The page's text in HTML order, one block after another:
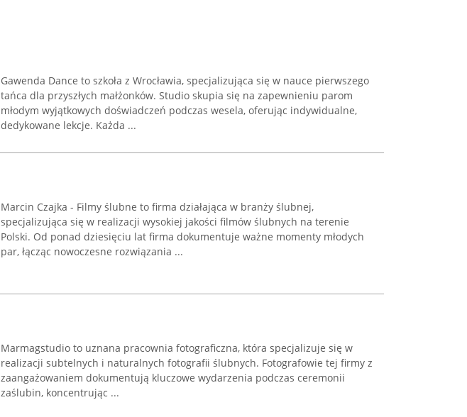
Gawenda Dance to szkoła z Wrocławia, specjalizująca się w nauce pierwszego
tańca dla przyszłych małżonków. Studio skupia się na zapewnieniu parom
młodym wyjątkowych doświadczeń podczas wesela, oferując indywidualne,
dedykowane lekcje. Każda ...
Marcin Czajka - Filmy ślubne to firma działająca w branży ślubnej,
specjalizująca się w realizacji wysokiej jakości filmów ślubnych na terenie
Polski. Od ponad dziesięciu lat firma dokumentuje ważne momenty młodych
par, łącząc nowoczesne rozwiązania ...
Marmagstudio to uznana pracownia fotograficzna, która specjalizuje się w
realizacji subtelnych i naturalnych fotografii ślubnych. Fotografowie tej firmy z
zaangażowaniem dokumentują kluczowe wydarzenia podczas ceremonii
zaślubin, koncentrując ...